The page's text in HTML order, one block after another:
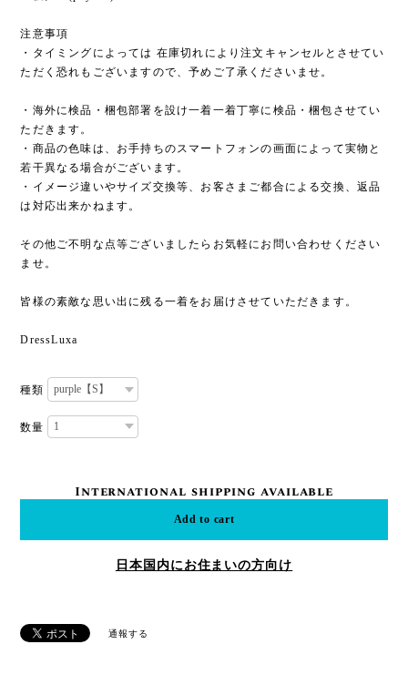
注意事項
・タイミングによっては 在庫切れにより注文キャンセルとさせてい
ただく恐れもございますので、予めご了承くださいませ。
・海外に検品・梱包部署を設け一着一着丁寧に検品・梱包させてい
ただきます。
・商品の色味は、お手持ちのスマートフォンの画面によって実物と
若干異なる場合がございます。
・イメージ違いやサイズ交換等、お客さまご都合による交換、返品
は対応出来かねます。
その他ご不明な点等ございましたらお気軽にお問い合わせください
ませ。
皆様の素敵な思い出に残る一着をお届けさせていただきます。
DressLuxa
種類
数量
International shipping available
Add to cart
日本国内にお住まいの方向け
通報する